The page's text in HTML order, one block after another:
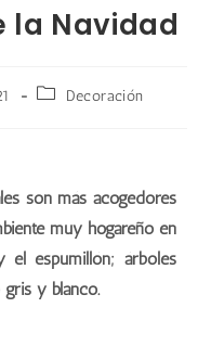
la Navidad
Decoración
son más acogedores
muy hogareño en
el espumillón; árboles
y blanco.